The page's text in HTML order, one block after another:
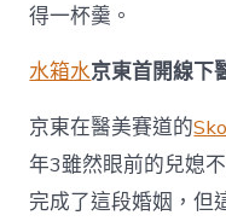
得一杯羹。
水箱水京東首開線下
京東在醫美賽道的
年3雖然眼前的兒媳
完成了這段婚姻，但